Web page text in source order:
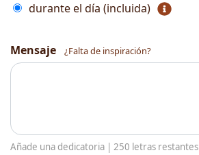
durante el día (incluida)
Mensaje ¿Falta de inspiración?
Añade una dedicatoria | 250 letras restantes